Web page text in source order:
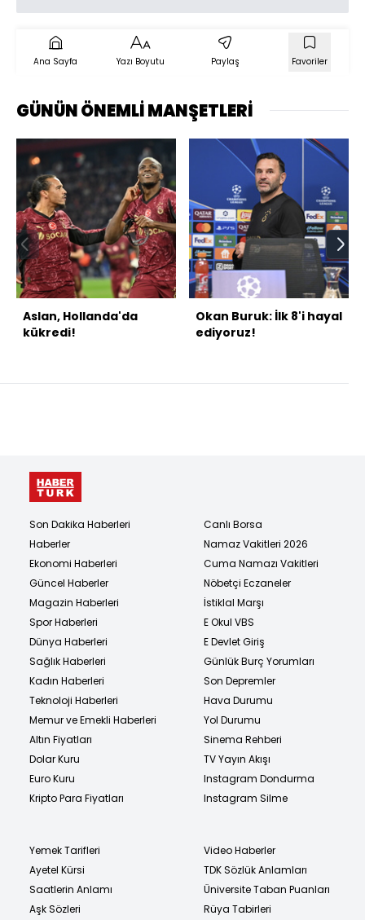
Ana Sayfa Yazı Boyutu Paylaş Favoriler
GÜNÜN ÖNEMLİ MANŞETLERİ
Aslan, Hollanda'da
kükredi!
Okan Buruk: İlk 8'i hayal
ediyoruz!
Son Dakika Haberleri
Haberler
Ekonomi Haberleri
Güncel Haberler
Magazin Haberleri
Spor Haberleri
Dünya Haberleri
Sağlık Haberleri
Kadın Haberleri
Teknoloji Haberleri
Memur ve Emekli Haberleri
Altın Fiyatları
Dolar Kuru
Euro Kuru
Kripto Para Fiyatları
Canlı Borsa
Namaz Vakitleri 2026
Cuma Namazı Vakitleri
Nöbetçi Eczaneler
İstiklal Marşı
E Okul VBS
E Devlet Giriş
Günlük Burç Yorumları
Son Depremler
Hava Durumu
Yol Durumu
Sinema Rehberi
TV Yayın Akışı
Instagram Dondurma
Instagram Silme
Yemek Tarifleri
Ayetel Kürsi
Saatlerin Anlamı
Aşk Sözleri
Video Haberler
TDK Sözlük Anlamları
Üniversite Taban Puanları
Rüya Tabirleri